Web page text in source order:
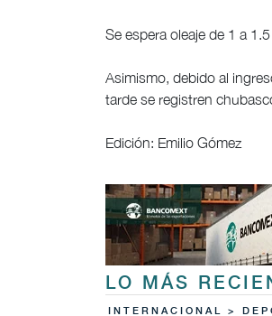
Se espera oleaje de 1 a
Asimismo, debido al
tarde se registren
Edición: Emilio Gómez
LO MÁS
INTERNACIONAL >